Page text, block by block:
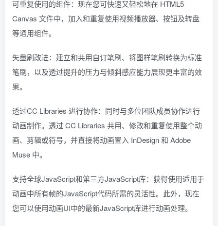
可重复使用的组件：现在您可快速又轻松地在 HTML5
Canvas 文件中，加入和重复使用视频播放器、按钮及转盘
等通用组件。
矢量刷改进：建立和共用自订笔刷、将图样笔刷转换为标准
笔刷，以及透过提升的压力与倾斜感应能力展现更丰富的效
果。
透过CC Libraries 进行协作：同时与多位团队成员协作进行
动画制作。透过 CC Libraries 共用、修改和重复使用整个动
画、剪辑或符号，并直接将动画置入 InDesign 和 Adobe
Muse 中。
支持全球JavaScript和第三方JavaScript库：获得使用适用于
动画中所有帧的JavaScript代码所需的灵活性。此外，现在
您可以使用动画UI中的最新JavaScript库进行动画处理。